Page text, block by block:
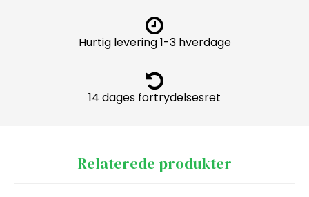
Hurtig levering 1-3 hverdage
14 dages fortrydelsesret
Relaterede produkter